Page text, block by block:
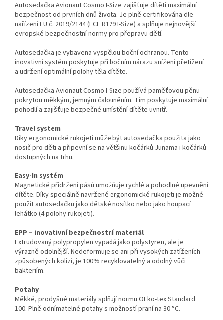
Autosedačka Avionaut Cosmo I-Size zajišťuje dítěti maximální
bezpečnost od prvních dnů života. Je plně certifikována dle
nařízení EU č. 2019/2144 (ECE R129 I-Size) a splňuje nejnovější
evropské bezpečnostní normy pro přepravu dětí.
Autosedačka je vybavena vyspělou boční ochranou. Tento
inovativní systém poskytuje při bočním nárazu snížení přetížení
a udržení optimální polohy těla dítěte.
Autosedačka Avionaut Cosmo I-Size používá paměťovou pěnu
pokrytou měkkým, jemným čalouněním. Tím poskytuje maximální
pohodlí a zajišťuje bezpečné umístění dítěte uvnitř.
Travel system
Díky ergonomické rukojeti může být autosedačka použita jako
nosič pro děti a připevní se na většinu kočárků Junama i kočárků
dostupných na trhu.
Easy-In systém
Magnetické přidržení pásů umožňuje rychlé a pohodlné upevnění
dítěte. Díky speciálně navržené ergonomické rukojeti je možné
použít autosedačku jako dětské nosítko nebo jako houpací
lehátko (4 polohy rukojeti).
EPP – inovativní bezpečnostní materiál
Extrudovaný polypropylen vypadá jako polystyren, ale je
výrazně odolnější. Nedeformuje se ani při vysokých zatíženích
způsobených kolizí, je 100% recyklovatelný a odolný vůči
bakteriím.
Potahy
Měkké, prodyšné materiály splňují normu OEko-tex Standard
100. Plně odnímatelné potahy s možností praní na 30 °C.